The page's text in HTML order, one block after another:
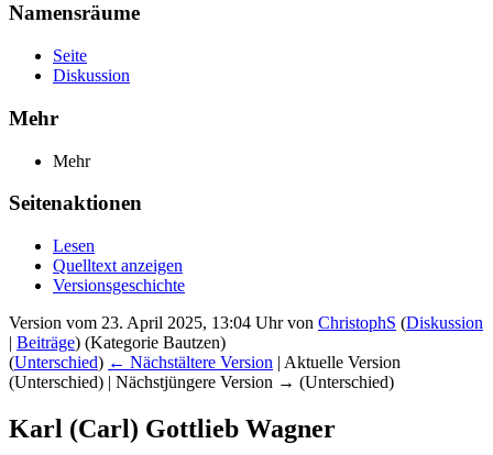
Namensräume
Seite
Diskussion
Mehr
Mehr
Seitenaktionen
Lesen
Quelltext anzeigen
Versionsgeschichte
Version vom 23. April 2025, 13:04 Uhr von ChristophS (Diskussion
| Beiträge) (Kategorie Bautzen)
(Unterschied) ← Nächstältere Version | Aktuelle Version
(Unterschied) | Nächstjüngere Version → (Unterschied)
Karl (Carl) Gottlieb Wagner